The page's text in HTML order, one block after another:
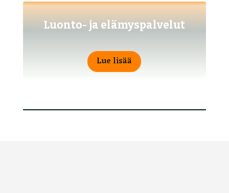
Luonto- ja elämyspalvelut
Lue lisää